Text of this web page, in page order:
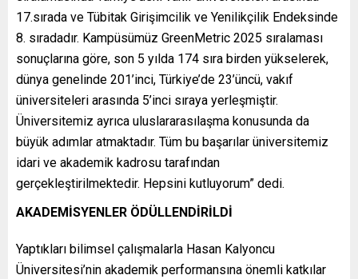
17.sırada ve Tübitak Girişimcilik ve Yenilikçilik Endeksinde
8. sıradadır. Kampüsümüz GreenMetric 2025 sıralaması
sonuçlarına göre, son 5 yılda 174 sıra birden yükselerek,
dünya genelinde 201’inci, Türkiye’de 23’üncü, vakıf
üniversiteleri arasında 5’inci sıraya yerleşmiştir.
Üniversitemiz ayrıca uluslararasılaşma konusunda da
büyük adımlar atmaktadır. Tüm bu başarılar üniversitemiz
idari ve akademik kadrosu tarafından
gerçekleştirilmektedir. Hepsini kutluyorum” dedi.
AKADEMİSYENLER ÖDÜLLENDİRİLDİ
Yaptıkları bilimsel çalışmalarla Hasan Kalyoncu
Üniversitesi’nin akademik performansına önemli katkılar